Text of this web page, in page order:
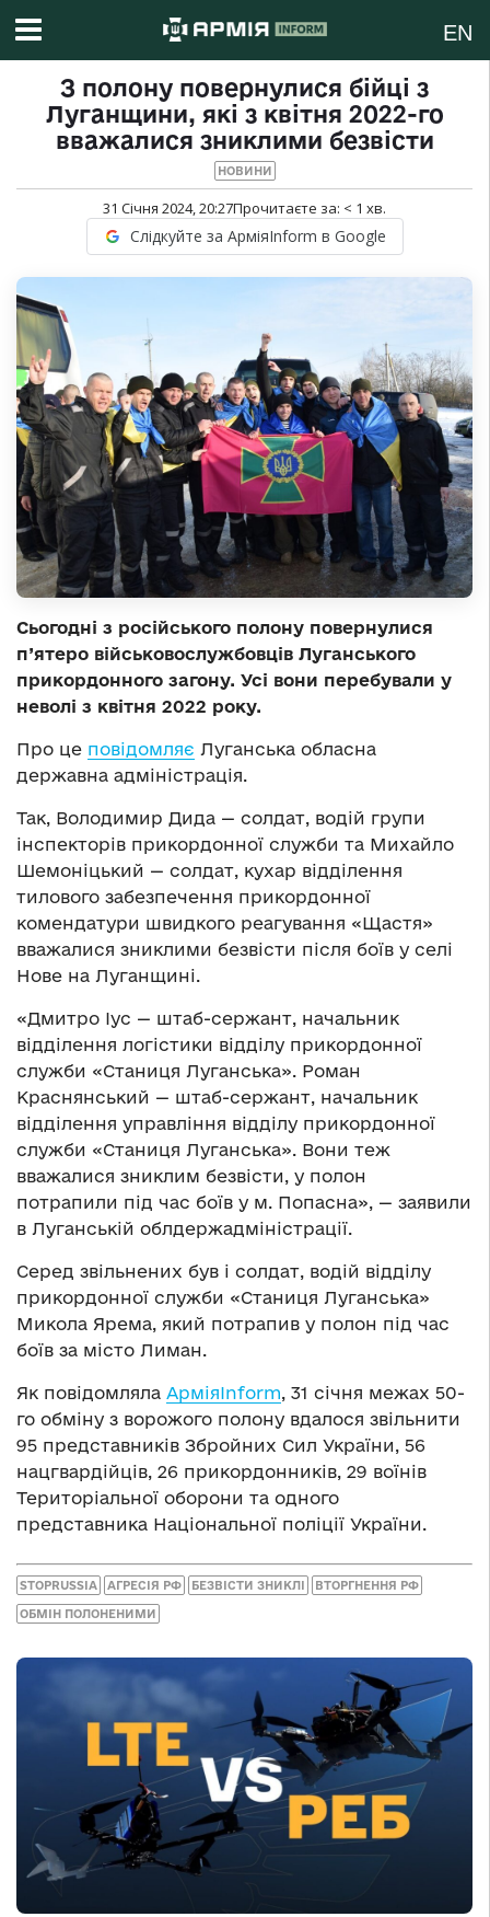
EN
З полону повернулися бійці з
Луганщини, які з квітня 2022-го
вважалися зниклими безвісти
НОВИНИ
31 Січня 2024, 20:27Прочитаєте за: < 1 хв.
Слідкуйте за АрміяInform в Google
Сьогодні з російського полону повернулися
п’ятеро військовослужбовців Луганського
прикордонного загону. Усі вони перебували у
неволі з квітня 2022 року.
Про це повідомляє Луганська обласна
державна адміністрація.
Так, Володимир Дида — солдат, водій групи
інспекторів прикордонної служби та Михайло
Шемоніцький — солдат, кухар відділення
тилового забезпечення прикордонної
комендатури швидкого реагування «Щастя»
вважалися зниклими безвісти після боїв у селі
Нове на Луганщині.
«Дмитро Іус — штаб-сержант, начальник
відділення логістики відділу прикордонної
служби «Станиця Луганська». Роман
Краснянський — штаб-сержант, начальник
відділення управління відділу прикордонної
служби «Станиця Луганська». Вони теж
вважалися зниклим безвісти, у полон
потрапили під час боїв у м. Попасна», — заявили
в Луганській облдержадміністрації.
Серед звільнених був і солдат, водій відділу
прикордонної служби «Станиця Луганська»
Микола Ярема, який потрапив у полон під час
боїв за місто Лиман.
Як повідомляла АрміяInform, 31 січня межах 50-
го обміну з ворожого полону вдалося звільнити
95 представників Збройних Сил України, 56
нацгвардійців, 26 прикордонників, 29 воїнів
Територіальної оборони та одного
представника Національної поліції України.
STOPRUSSIA АГРЕСІЯ РФ БЕЗВІСТИ ЗНИКЛІ ВТОРГНЕННЯ РФ
ОБМІН ПОЛОНЕНИМИ